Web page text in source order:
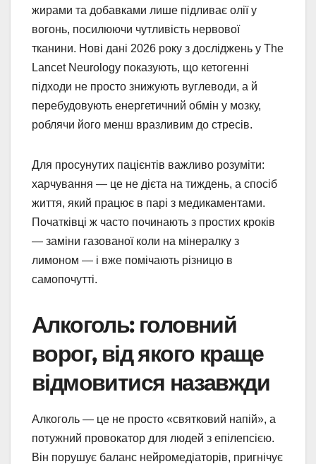
жирами та добавками лише підливає олії у
вогонь, посилюючи чутливість нервової
тканини. Нові дані 2026 року з досліджень у The
Lancet Neurology показують, що кетогенні
підходи не просто знижують вуглеводи, а й
перебудовують енергетичний обмін у мозку,
роблячи його менш вразливим до стресів.
Для просунутих пацієнтів важливо розуміти:
харчування — це не дієта на тиждень, а спосіб
життя, який працює в парі з медикаментами.
Початківці ж часто починають з простих кроків
— заміни газованої коли на мінералку з
лимоном — і вже помічають різницю в
самопочутті.
Алкоголь: головний
ворог, від якого краще
відмовитися назавжди
Алкоголь — це не просто «святковий напій», а
потужний провокатор для людей з епілепсією.
Він порушує баланс нейромедіаторів, пригнічує